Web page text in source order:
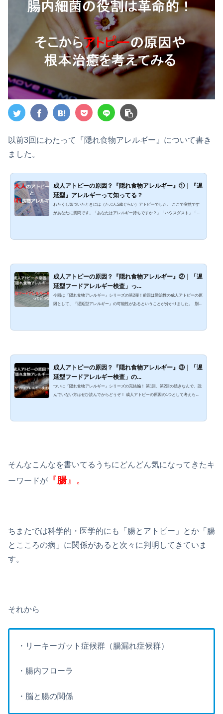
以前3回にわたって『隠れ食物アレルギー』について書き
ました。
成人アトピーの原因？『隠れ食物アレルギー』①｜『遅
延型』アレルギーって知ってる？
わたくし気づいたときには（たぶん5歳ぐらい）アトピーでした。 ここで突然です
があなたに質問です。「あなたはアレルギー持ちですか？」「ハウスダスト」「ネ
に『鶏卵』と『サバの缶詰』でじんましんが出た経験があります。それからという
成人アトピーの原因？『隠れ食物アレルギー』②｜「遅
延型フードアレルギー検査」っ...
今回は『隠れ食物アレルギー』シリーズの第2弾！前回は難治性の成人アトピーの原
因として、『遅延型アレルギー』の可能性があるということが分かりました。 別名
て書いていきます。 きっかけは統合医療のお医者さんの言葉そもそもこのシリーズ
成人アトピーの原因？『隠れ食物アレルギー』③｜「遅
延型フードアレルギー検査」の...
ついに『隠れ食物アレルギー』シリーズの完結編！ 第1回、第2回の続きなんで、読
んでいない方はぜひ読んでからどうぞ！ 成人アトピーの原因の1つとして考えられ
ーの病院では検査してもらえないし、健康保険が適用されないからめっちゃ高いの
そんなこんなを書いてるうちにどんどん気になってきたキ
ーワードが
『腸』。
ちまたでは科学的・医学的にも「腸とアトピー」とか「腸
とこころの病」に関係があると次々に判明してきていま
す。
それから
・リーキーガット症候群（腸漏れ症候群）
・腸内フローラ
・脳と腸の関係